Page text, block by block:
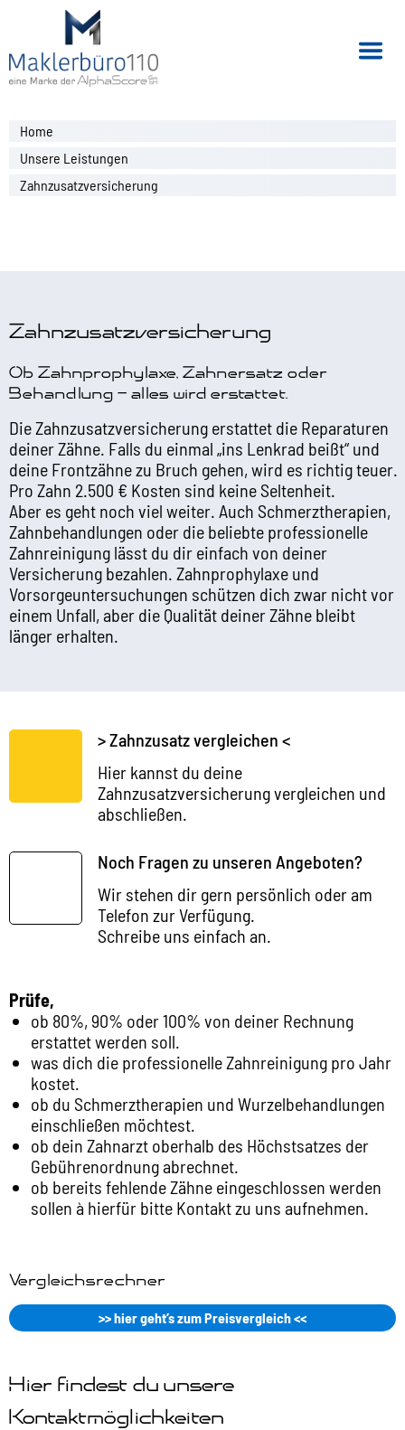
Home
Unsere Leistungen
Zahnzusatzversicherung
Zahnzusatzversicherung
Ob Zahnprophylaxe, Zahnersatz oder
Behandlung – alles wird erstattet.
Die Zahnzusatzversicherung erstattet die Reparaturen
deiner Zähne. Falls du einmal „ins Lenkrad beißt“ und
deine Frontzähne zu Bruch gehen, wird es richtig teuer.
Pro Zahn 2.500 € Kosten sind keine Seltenheit.
Aber es geht noch viel weiter. Auch Schmerztherapien,
Zahnbehandlungen oder die beliebte professionelle
Zahnreinigung lässt du dir einfach von deiner
Versicherung bezahlen. Zahnprophylaxe und
Vorsorgeuntersuchungen schützen dich zwar nicht vor
einem Unfall, aber die Qualität deiner Zähne bleibt
länger erhalten.
> Zahnzusatz vergleichen <
Hier kannst du deine
Zahnzusatzversicherung vergleichen und
abschließen.
Noch Fragen zu unseren Angeboten?
Wir stehen dir gern persönlich oder am
Telefon zur Verfügung.
Schreibe uns einfach an.
Prüfe,
ob 80%, 90% oder 100% von deiner Rechnung
erstattet werden soll.
was dich die professionelle Zahnreinigung pro Jahr
kostet.
ob du Schmerztherapien und Wurzelbehandlungen
einschließen möchtest.
ob dein Zahnarzt oberhalb des Höchstsatzes der
Gebührenordnung abrechnet.
ob bereits fehlende Zähne eingeschlossen werden
sollen à hierfür bitte Kontakt zu uns aufnehmen.
Vergleichsrechner
>> hier geht’s zum Preisvergleich <<
Hier findest du unsere
Kontaktmöglichkeiten